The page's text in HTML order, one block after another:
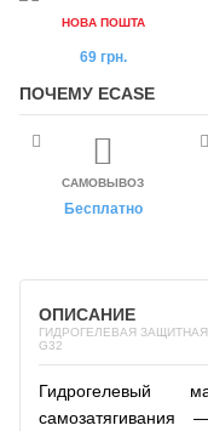
НОВА ПОШТА
69 грн.
ПОЧЕМУ ECASE
САМОВЫВОЗ
Бесплатно
ОПИСАНИЕ
ГИДРОГЕЛЕВАЯ ЗАЩИТНАЯ
G32
Гидрогелевый
самозатягивания